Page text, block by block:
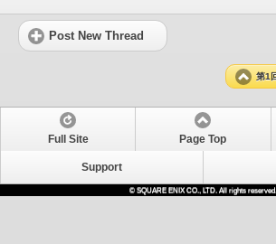
Post New Thread
第1
Full Site Page Top
Support
© SQUARE ENIX CO., LTD. All rights reserved.